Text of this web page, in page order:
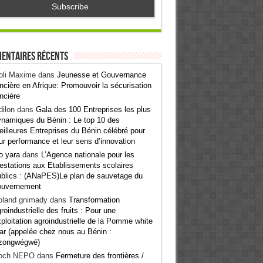
récents
Maximedans Jeunesse et Gouvernance
en Afrique: Promouvoir la sécurisation
dans Gala des 100 Entreprises les plus
du Bénin : Le top 10 des
Entreprises du Bénin célébré pour
performance et leur sens d’innovation
yaradans L’Agence nationale pour les
aux Etablissements scolaires
: (ANaPES)Le plan de sauvetage du
gnimadydans Transformation
des fruits : Pour une
agroindustrielle de la Pomme white
(appelée chez nous au Bénin :
NEPOdans Fermeture des frontières /